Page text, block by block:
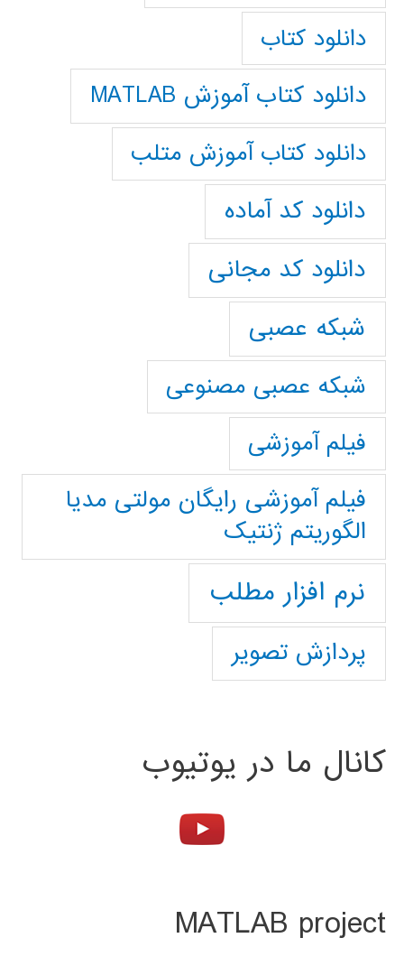
دانلود کتاب
دانلود کتاب آموزش MATLAB
دانلود کتاب آموزش متلب
دانلود کد آماده
دانلود کد مجانی
شبکه عصبی
شبکه عصبی مصنوعی
فیلم آموزشی
فیلم آموزشی رایگان مولتی مدیا
الگوریتم ژنتیک
نرم افزار مطلب
پردازش تصویر
کانال ما در یوتیوب
MATLAB project